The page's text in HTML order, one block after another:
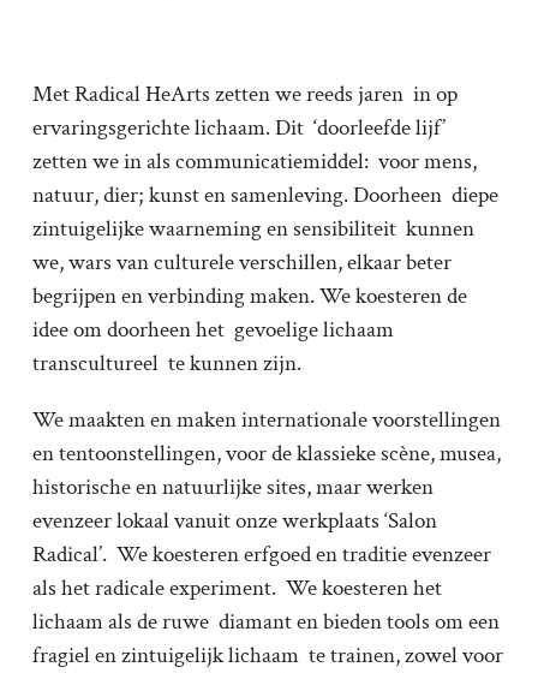
Met Radical HeArts zetten we reeds jaren in op
ervaringsgerichte lichaam. Dit ‘doorleefde lijf’
zetten we in als communicatiemiddel: voor mens,
natuur, dier; kunst en samenleving. Doorheen diepe
zintuigelijke waarneming en sensibiliteit kunnen
we, wars van culturele verschillen, elkaar beter
begrijpen en verbinding maken. We koesteren de
idee om doorheen het gevoelige lichaam
transcultureel te kunnen zijn.
We maakten en maken internationale voorstellingen
en tentoonstellingen, voor de klassieke scène, musea,
historische en natuurlijke sites, maar werken
evenzeer lokaal vanuit onze werkplaats ‘Salon
Radical’. We koesteren erfgoed en traditie evenzeer
als het radicale experiment. We koesteren het
lichaam als de ruwe diamant en bieden tools om een
fragiel en zintuigelijk lichaam te trainen, zowel voor